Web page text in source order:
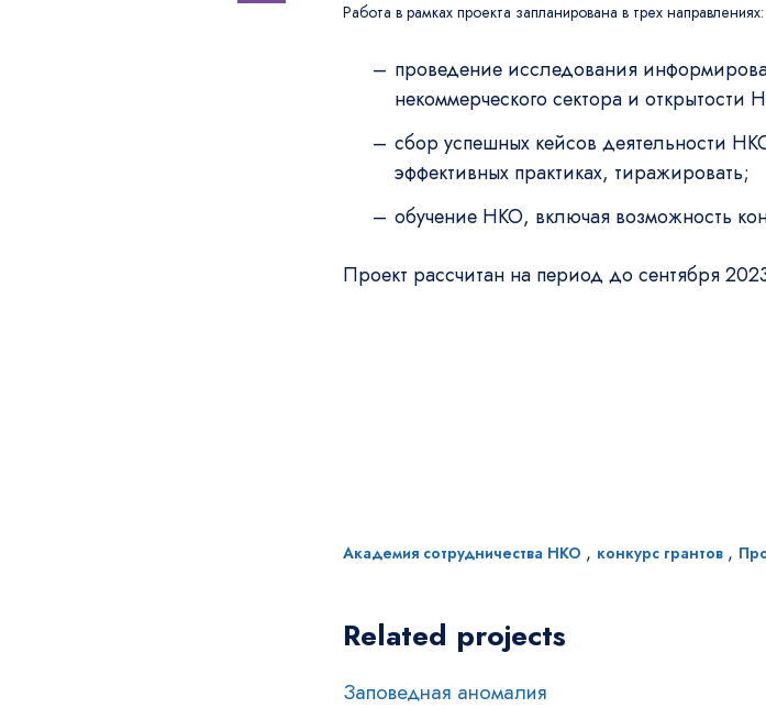
Работа в рамках проекта запланирована в трех направлениях:
проведение исследования
некоммерческого сектора и открытости
сбор успешных кейсов деятельности
эффективных практиках, тиражировать;
обучение НКО, включая возможность
Проект рассчитан на период до сентября
Академия сотрудничества НКО , конкурс грантов ,
Related projects
Заповедная аномалия